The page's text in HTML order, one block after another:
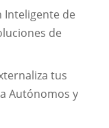
Inteligente de
de
tus
Autónomos y